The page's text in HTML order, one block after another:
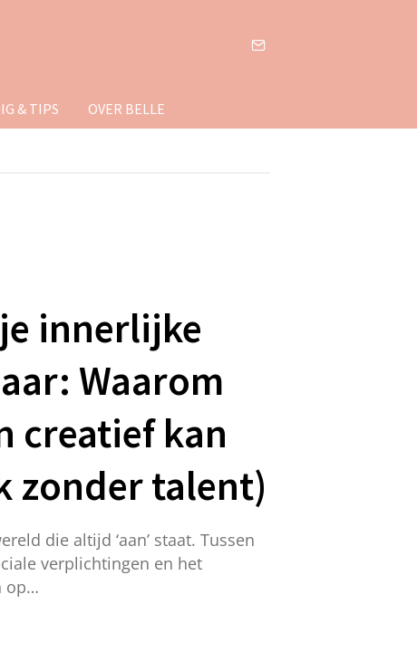
& TIPS OVER BELLE
innerlijke
Waarom
creatief kan
zonder talent)
die altijd ‘aan’ staat. Tussen
verplichtingen en het
op…